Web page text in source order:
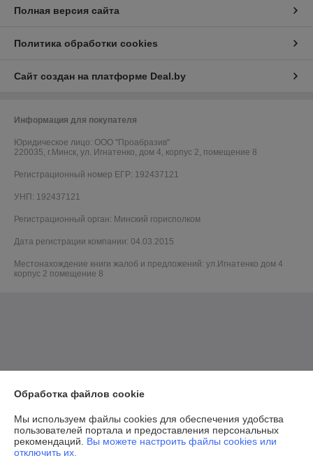
Полная версия сайта
Политика обработки cookies
Сайт создан на платформе Deal.by
Информация для покупателя
Юридическое лицо: ООО "Проабразив"
220035, г.Минск, ул. Игнатенко, дом 4, корпус 2, помещение 8
Регистрационный номер ЕГР: 192437121
УНП: 192437121
Регистрационный орган: Минский горисполком
Дата регистрации компании: 04.03.2015
Местонахождение книги жалоб и предложений: ул.Игнатенко дом 4
корпус 2 помещение 8
Обработка файлов cookie
Мы используем файлы cookies для обеспечения удобства
пользователей портала и предоставления персональных
рекомендаций. Вы можете настроить файлы cookies или
отключить их.